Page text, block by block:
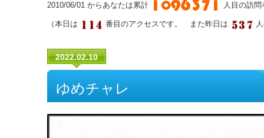
2010/06/01 からあなたは累計 人目の訪
（本日は 番目のアクセスです。 また昨日は
2022.02.10
ゆめチャレ